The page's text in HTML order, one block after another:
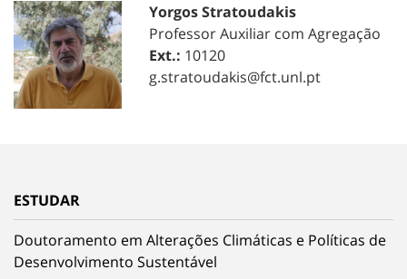
Yorgos Stratoudakis
Professor Auxiliar com Agregação
Ext.: 10120
g.stratoudakis@fct.unl.pt
ESTUDAR
Doutoramento em Alterações Climáticas e Políticas de
Desenvolvimento Sustentável